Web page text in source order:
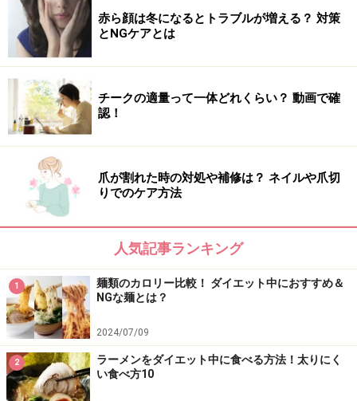
すめです。
リンク： 自家製インスタント ねぎ味噌スープ [簡単スピード料理] All About
執筆ガイド 野口 英世
15分で作るハムと白菜のジンジャークリー
ムスープ
赤ら顔は冬になるとトラブルが増える？ 対策
とNGケアとは
チークの適量って一体どれくらい？ 動画で確
認！
爪が割れた時の対処や補修は？ ネイルや爪切
りでのケア方法
人気記事ランキング
1
麺類のカロリー比較！ ダイエット中におすすめ＆
NGな麺とは？
2024/07/09
2
ラーメンをダイエット中に食べる方法！太りにく
い食べ方10